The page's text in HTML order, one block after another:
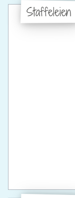
Staffeleien